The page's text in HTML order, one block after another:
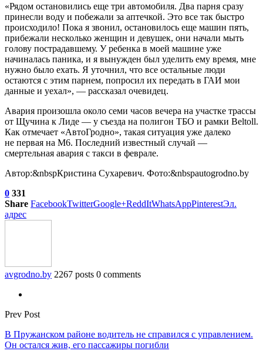
«Рядом остановились еще три автомобиля. Два парня сразу
принесли воду и побежали за аптечкой. Это все так быстро
происходило! Пока я звонил, остановилось еще машин пять,
прибежали несколько женщин и девушек, они начали мыть
голову пострадавшему. У ребенка в моей машине уже
начиналась паника, и я вынужден был уделить ему время, мне
нужно было ехать. Я уточнил, что все остальные люди
остаются с этим парнем, попросил их передать в ГАИ мои
данные и уехал», — рассказал очевидец.
Авария произошла около семи часов вечера на участке трассы
от Щучина к Лиде — у съезда на полигон ТБО и рамки Beltoll.
Как отмечает «АвтоГродно», такая ситуация уже далеко
не первая на М6. Последний известный случай —
смертельная авария с такси в феврале.
Автор:&nbspКристина Сухаревич. Фото:&nbspautogrodno.by
0 331
Share FacebookTwitterGoogle+ReddItWhatsAppPinterestЭл.
адрес
avgrodno.by 2267 posts 0 comments
Prev Post
В Пружанском районе водитель не справился с управлением.
Он остался жив, его пассажиры погибли